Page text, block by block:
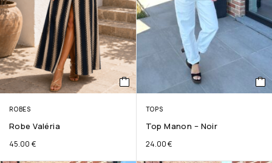
ROBES
Robe Valéria
45.00 €
TOPS
Top Manon – Noir
24.00€